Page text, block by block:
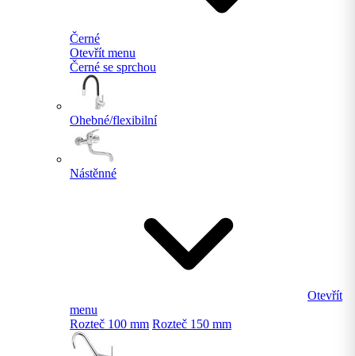
Černé
Otevřít menu
Černé se sprchou
Ohebné/flexibilní
Nástěnné
Otevřít
menu
Rozteč 100 mm Rozteč 150 mm